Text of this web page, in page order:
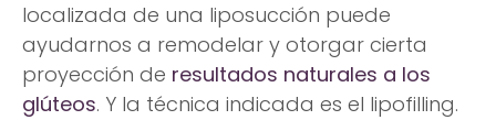
localizada de una liposucción puede
ayudarnos a remodelar y otorgar cierta
proyección de resultados naturales a los
glúteos. Y la técnica indicada es el lipofilling.